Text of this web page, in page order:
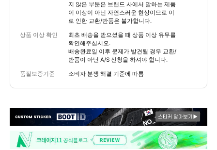
지 않은 부분은 브랜드 사에서 말하는 제품
이 이상이 아닌 자연스러운 현상이므로 이
로 인한 교환/반품은 불가합니다.
상품 이상 확인
최초 배송을 받으셨을 때 상품 이상 유무를
확인해주십시오.
배송완료일 이후 문제가 발견될 경우 교환/
반품이 아닌 A/S 신청을 하셔야 합니다.
품질보증기준 소비자 분쟁 해결 기준에 따름